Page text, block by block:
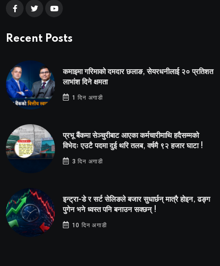
Recent Posts
कमाइमा गरिमाको दमदार छलाङ, सेयरधनीलाई २० प्रतिशत
लाभांश दिने क्षमता
1 दिन अगाडी
प्रभू बैंकमा सेञ्चुरीबाट आएका कर्मचारीमाथि हदैसम्मको
विभेदः एउटै पदमा दुई थरि तलब, वर्षमै ९२ हजार घाटा !
3 दिन अगाडी
इन्ट्रा-डे र सर्ट सेलिङले बजार सुधार्छन् मात्रै होइन, ढङ्ग
पुगेन भने ध्वस्त पनि बनाउन सक्छन् !
10 दिन अगाडी